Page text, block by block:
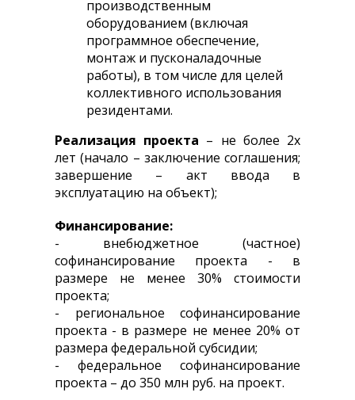
производственным
оборудованием (включая
программное обеспечение,
монтаж и пусконаладочные
работы), в том числе для целей
коллективного использования
резидентами.
Реализация проекта – не более 2х
лет (начало – заключение соглашения;
завершение – акт ввода в
эксплуатацию на объект);
Финансирование:
- внебюджетное (частное)
софинансирование проекта - в
размере не менее 30% стоимости
проекта;
- региональное софинансирование
проекта - в размере не менее 20% от
размера федеральной субсидии;
- федеральное софинансирование
проекта – до 350 млн руб. на проект.